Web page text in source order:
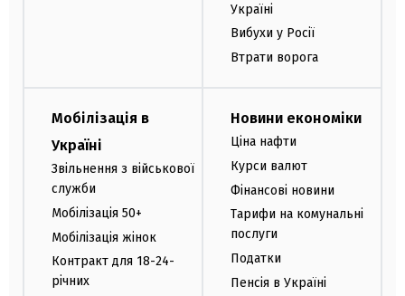
Україні
Вибухи у Росії
Втрати ворога
Мобілізація в
Україні
Звільнення з військової
служби
Мобілізація 50+
Мобілізація жінок
Контракт для 18-24-
річних
Новини економіки
Ціна нафти
Курси валют
Фінансові новини
Тарифи на комунальні
послуги
Податки
Пенсія в Україні